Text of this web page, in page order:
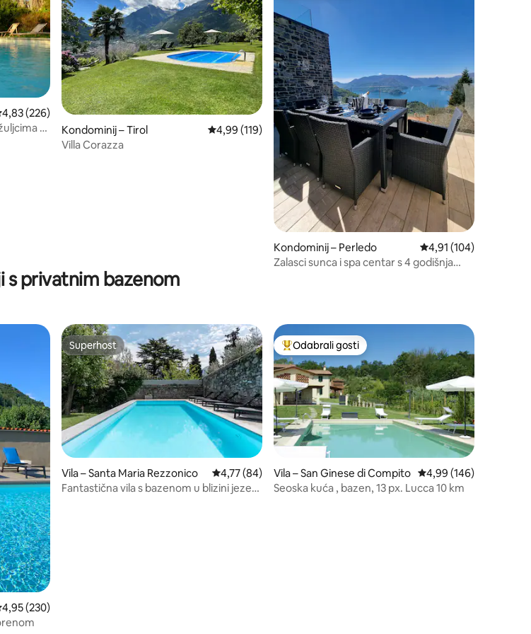
ocjena: 4,83/5, recenzija: 226
4,83 (226)
10
Kondominij – Tirol Prosječna ocjena: 4,99/5, recenzija: 119
4,99 (119)
Villa Corazza
Kondominij – Perledo Prosječna ocjena:
4,91 (104)
Zalasci sunca i spa centar s 4 godišnja
s privatnim bazenom
„Odabrali gosti”
ocjena: 4,95/5, recenzija: 230
4,95 (230)
Superhost
Superhost
Vila – Santa Maria Rezzonico Prosječna ocjena: 4,77/5, recenzija: 84
4,77 (84)
Fantastična vila s bazenom u blizini jezera
Među najviše rangiranima s oznakom „Odabrali gosti”
Odabrali gosti
Vila – San Ginese di Compito Prosječna ocjena:
4,99 (146)
Seoska kuća , bazen, 13 px. Lucca 10 km